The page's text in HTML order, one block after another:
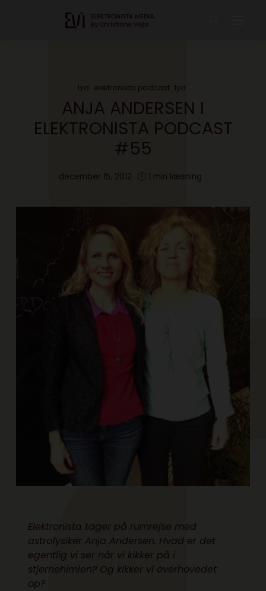
lyd elektronista podcast lyd
ANJA ANDERSEN I
ELEKTRONISTA PODCAST
#55
december 15, 2012 1 min læsning
Elektronista tager på rumrejse med
astrofysiker Anja Andersen. Hvad er det
egentlig vi ser når vi kikker på i
stjernehimlen? Og kikker vi overhovedet
op?